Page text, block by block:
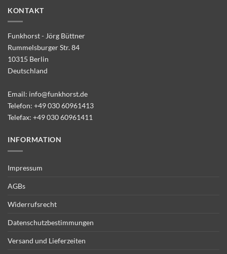
KONTAKT
Funkhorst - Jörg Büttner
Rummelsburger Str. 84
10315 Berlin
Deutschland
Email: info@funkhorst.de
Telefon: +49 030 60961413
Telefax: +49 030 60961411
INFORMATION
Impressum
AGBs
Widerrufsrecht
Datenschutzbestimmungen
Versand und Lieferzeiten